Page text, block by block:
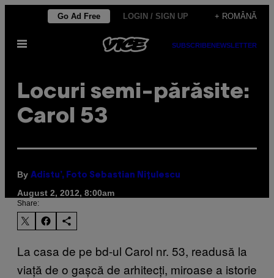
content
Go Ad Free LOGIN / SIGN UP + ROMÂNĂ
Open
SUBSCRIBENEWSLETTER
Locuri semi-părăsite:
Carol 53
By Adistu’, Foto Sebastian Niţulescu
August 2, 2012, 8:00am
Share:
La casa de pe bd-ul Carol nr. 53, readusă la
viață de o gașcă de arhitecți, miroase a istorie